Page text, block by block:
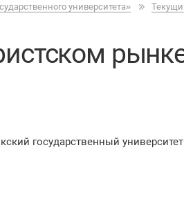
университета»
государственный